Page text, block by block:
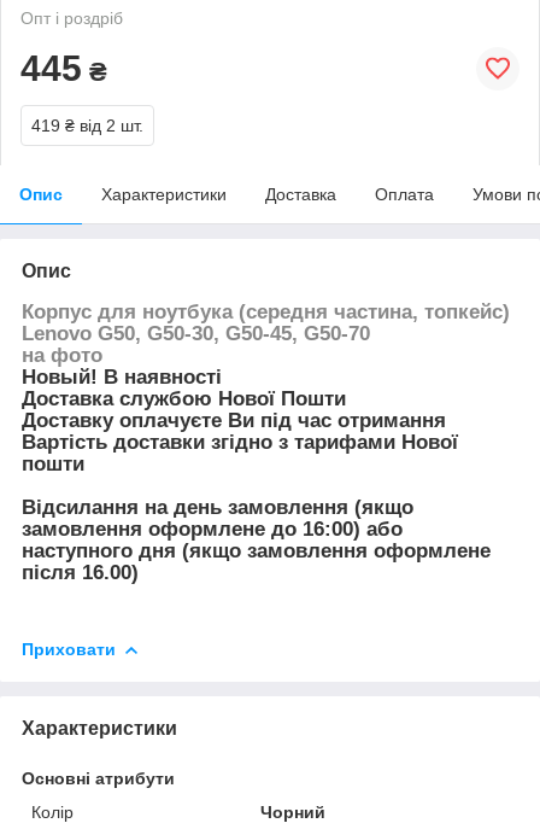
Опт і роздріб
445 ₴
419 ₴ від 2 шт.
Опис Характеристики Доставка Оплата Умови
Опис
Корпус для ноутбука (середня частина, топкейс)
Lenovo G50, G50-30, G50-45, G50-70
на фото
Новый! В наявності
Доставка службою Нової Пошти
Доставку оплачуєте Ви під час отримання
Вартість доставки згідно з тарифами Нової
пошти
Відсилання на день замовлення (якщо
замовлення оформлене до 16:00) або
наступного дня (якщо замовлення оформлене
після 16.00)
Приховати
Характеристики
Основні атрибути
Колір
Чорний